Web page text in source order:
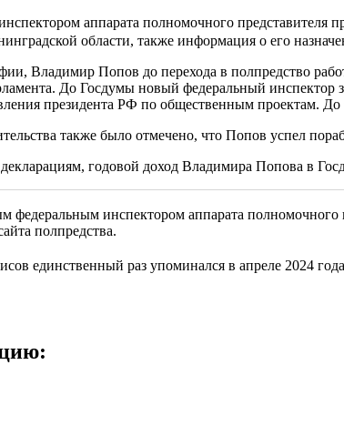
аппарата полномочного
области, также информация о его
Владимир Попов до перехода в полпредство
До Госдумы новый федеральный
президента РФ по общественным проектам.
также было отмечено, что Попов успел
годовой доход Владимира Попова в
федеральным инспектором аппарата
полпредства.
единственный раз упоминался в апреле 2024